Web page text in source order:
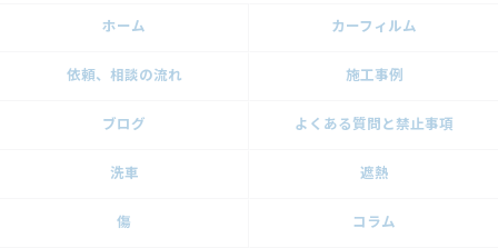
ホーム カーフィルム
依頼、相談の流れ 施工事例
ブログ よくある質問と禁止事項
洗車 遮熱
傷 コラム